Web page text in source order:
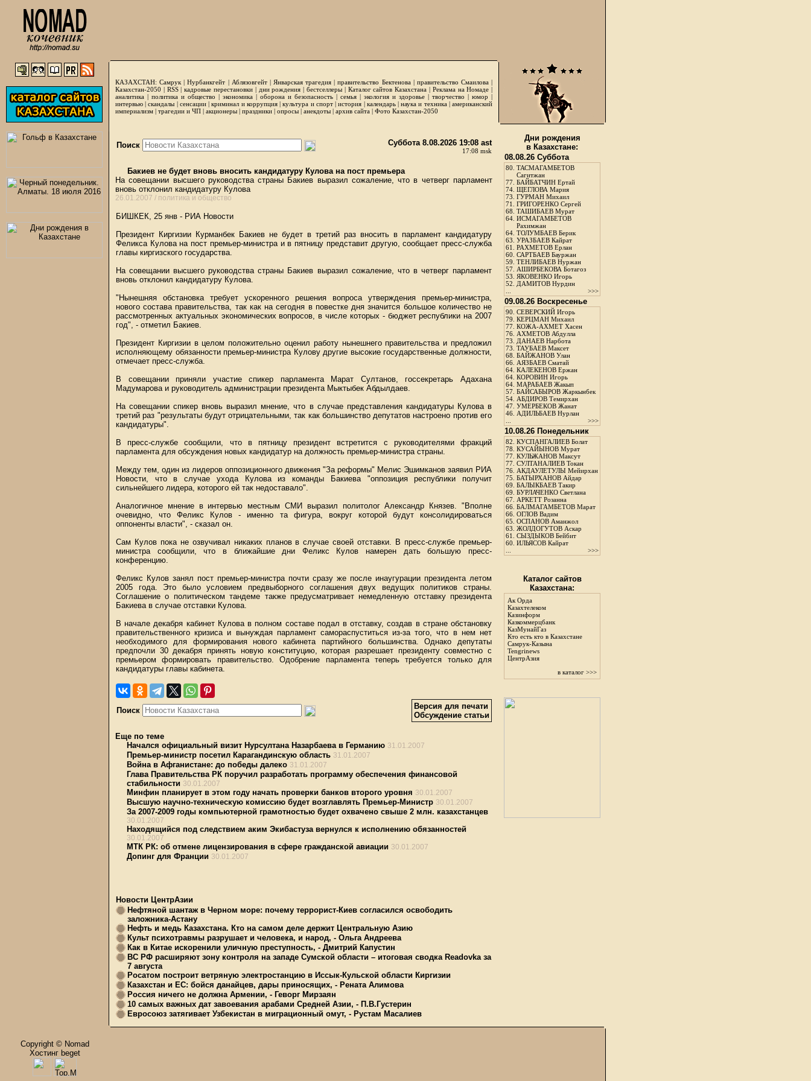
КАЗАХСТАН: Самрук |Нурбанкгейт | Аблязовгейт| Январская трагедия |правительство Бектенова| правительство Смаилова|
Казахстан-2050 | RSS|кадровые перестановки| дни рождения | бестселлеры| Каталог сайтов Казахстана | Реклама на Номаде |
аналитика | политика и общество | экономика | оборона и безопасность | семья | экология и здоровье | творчество | юмор |
интервью |скандалы | сенсации|криминал и коррупция|культура и спорт|история | календарь|наука и техника|американский
империализм | трагедии и ЧП | акционеры | праздники | опросы | анекдоты | архив сайта | Фото Казахстан-2050
Поиск Суббота 8.08.2026 19:08 ast
17:08 msk
Бакиев не будет вновь вносить кандидатуру Кулова на пост премьера
На совещании высшего руководства страны Бакиев выразил сожаление, что в четверг парламент
вновь отклонил кандидатуру Кулова
26.01.2007 / политика и общество
БИШКЕК, 25 янв - РИА Новости
Президент Киргизии Курманбек Бакиев не будет в третий раз вносить в парламент кандидатуру
Феликса Кулова на пост премьер-министра и в пятницу представит другую, сообщает пресс-служба
главы киргизского государства.
На совещании высшего руководства страны Бакиев выразил сожаление, что в четверг парламент
вновь отклонил кандидатуру Кулова.
"Нынешняя обстановка требует ускоренного решения вопроса утверждения премьер-министра,
нового состава правительства, так как на сегодня в повестке дня значится большое количество не
рассмотренных актуальных экономических вопросов, в числе которых - бюджет республики на 2007
год", - отметил Бакиев.
Президент Киргизии в целом положительно оценил работу нынешнего правительства и предложил
исполняющему обязанности премьер-министра Кулову другие высокие государственные должности,
отмечает пресс-служба.
В совещании приняли участие спикер парламента Марат Султанов, госсекретарь Адахана
Мадумарова и руководитель администрации президента Мыктыбек Абдылдаев.
На совещании спикер вновь выразил мнение, что в случае представления кандидатуры Кулова в
третий раз "результаты будут отрицательными, так как большинство депутатов настроено против его
кандидатуры".
В пресс-службе сообщили, что в пятницу президент встретится с руководителями фракций
парламента для обсуждения новых кандидатур на должность премьер-министра страны.
Между тем, один из лидеров оппозиционного движения "За реформы" Мелис Эшимканов заявил РИА
Новости, что в случае ухода Кулова из команды Бакиева "оппозиция республики получит
сильнейшего лидера, которого ей так недоставало".
Аналогичное мнение в интервью местным СМИ выразил политолог Александр Князев. "Вполне
очевидно, что Феликс Кулов - именно та фигура, вокруг которой будут консолидироваться
оппоненты власти", - сказал он.
Сам Кулов пока не озвучивал никаких планов в случае своей отставки. В пресс-службе премьер-
министра сообщили, что в ближайшие дни Феликс Кулов намерен дать большую пресс-
конференцию.
Феликс Кулов занял пост премьер-министра почти сразу же после инаугурации президента летом
2005 года. Это было условием предвыборного соглашения двух ведущих политиков страны.
Соглашение о политическом тандеме также предусматривает немедленную отставку президента
Бакиева в случае отставки Кулова.
В начале декабря кабинет Кулова в полном составе подал в отставку, создав в стране обстановку
правительственного кризиса и вынуждая парламент самораспуститься из-за того, что в нем нет
необходимого для формирования нового кабинета партийного большинства. Однако депутаты
предпочли 30 декабря принять новую конституцию, которая разрешает президенту совместно с
премьером формировать правительство. Одобрение парламента теперь требуется только для
кандидатуры главы кабинета.
Поиск
Версия для печати
Обсуждение статьи
Еще по теме
Начался официальный визит Нурсултана Назарбаева в Германию 31.01.2007
Премьер-министр посетил Карагандинскую область 31.01.2007
Война в Афганистане: до победы далеко 31.01.2007
Глава Правительства РК поручил разработать программу обеспечения финансовой
стабильности 30.01.2007
Минфин планирует в этом году начать проверки банков второго уровня 30.01.2007
Высшую научно-техническую комиссию будет возглавлять Премьер-Министр 30.01.2007
За 2007-2009 годы компьютерной грамотностью будет охвачено свыше 2 млн. казахстанцев
30.01.2007
Находящийся под следствием аким Экибастуза вернулся к исполнению обязанностей
30.01.2007
МТК РК: об отмене лицензирования в сфере гражданской авиации 30.01.2007
Допинг для Франции 30.01.2007
Новости ЦентрАзии
Нефтяной шантаж в Черном море: почему террорист-Киев согласился освободить
заложника-Астану
Нефть и медь Казахстана. Кто на самом деле держит Центральную Азию
Культ психотравмы разрушает и человека, и народ, - Ольга Андреева
Как в Китае искоренили уличную преступность, - Дмитрий Капустин
ВС РФ расширяют зону контроля на западе Сумской области – итоговая сводка Readovka за
7 августа
Росатом построит ветряную электростанцию в Иссык-Кульской области Киргизии
Казахстан и ЕС: бойся данайцев, дары приносящих, - Рената Алимова
Россия ничего не должна Армении, - Геворг Мирзаян
10 самых важных дат завоевания арабами Средней Азии, - П.В.Густерин
Евросоюз затягивает Узбекистан в миграционный омут, - Рустам Масалиев
Дни рождения
в Казахстане:
08.08.26 Суббота
80. ТАСМАГАМБЕТОВ
Сагитжан
77. БАЙБАТЧИН Ертай
74. ЩЕГЛОВА Мария
73. ГУРМАН Михаил
71. ГРИГОРЕНКО Сергей
68. ТАШИБАЕВ Мурат
64. ИСМАГАМБЕТОВ
Рахимжан
64. ТОЛУМБАЕВ Берик
63. УРАЗБАЕВ Кайрат
61. РАХМЕТОВ Ерлан
60. САРТБАЕВ Бауржан
59. ТЕНЛИБАЕВ Нуржан
57. АШИРБЕКОВА Ботагоз
53. ЯКОВЕНКО Игорь
52. ДАМИТОВ Нурдин
>>>
09.08.26 Воскресенье
90. СЕВЕРСКИЙ Игорь
79. КЕРЦМАН Михаил
77. КОЖА-АХМЕТ Хасен
76. АХМЕТОВ Абдулла
73. ДАНАЕВ Нарбота
73. ТАУБАЕВ Максет
68. БАЙЖАНОВ Улан
66. АЯЗБАЕВ Сматай
64. КАЛЕКЕНОВ Ержан
64. КОРОВИН Игорь
64. МАРАБАЕВ Жакып
57. БАЙСАБЫРОВ Жаркынбек
54. АБДИРОВ Темирхан
47. УМЕРБЕКОВ Жанат
46. АДИЛЬБАЕВ Нурлан
>>>
10.08.26 Понедельник
82. КУСПАНГАЛИЕВ Болат
78. КУСАЙЫНОВ Мурат
77. КУЛЬЖАНОВ Максут
77. СУЛТАНАЛИЕВ Токан
76. АКДАУЛЕТУЛЫ Мейирхан
75. БАТЫРХАНОВ Айдар
69. БАЛЫКБАЕВ Такир
69. БУРЛАЧЕНКО Светлана
67. АРКЕТТ Розанна
66. БАЛМАГАМБЕТОВ Марат
66. ОГЛОВ Вадим
65. ОСПАНОВ Аманжол
63. ЖОЛДОГУТОВ Аскар
61. СЫЗДЫКОВ Бейбит
60. ИЛЬЯСОВ Кайрат
>>>
Каталог сайтов
Казахстана:
Ак Орда
Казахтелеком
Казинформ
Казкоммерцбанк
КазМунайГаз
Кто есть кто в Казахстане
Самрук-Казына
Tengrinews
ЦентрАзия
в каталог >>>
Copyright © Nomad
Хостинг beget